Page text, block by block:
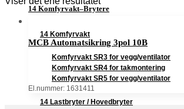
14 Komfyrvakt–Brytere
14 Komfyrvakt
Komfyrvakt SR3 for vegg/ventilator
Komfyrvakt SR4 for takmontering
Komfyrvakt SR5 for vegg/ventilator
14 Lastbryter / Hovedbryter
MCB Automatsikring 3pol 10B
El.nummer: 1631411